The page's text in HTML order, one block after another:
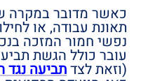
כאשר מדובר במקרה
תאונת עבודה, או
נפשי חמור המזכה
עובר כולל הגשת
(וזאת לצדתביעה נגד